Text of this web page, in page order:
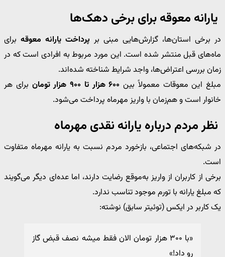
یارانه معوقه برای برخی دهک‌ها
در برخی استان‌ها، گزارش‌هایی مبنی بر پرداخت یارانه معوقه برای
ماه‌های قبل منتشر شده است. این مورد مربوط به افرادی است که در
زمان بررسی اعتراض‌ها، واجد شرایط شناخته شده‌اند.
مبلغ این معوقات معمولاً بین ۶۰۰ هزار تا ۹۰۰ هزار تومان
برای هر
خانوار است و هم‌زمان با واریز مهرماه پرداخت می‌شود.
نظر مردم درباره یارانه نقدی مهرماه
در شبکه‌های اجتماعی، بازخورد مردم نسبت به یارانه مهرماه متفاوت
است.
برخی از کاربران از واریز به‌موقع رضایت دارند، اما عده‌ای دیگر می‌گویند
که مبلغ یارانه با تورم موجود تناسب ندارد.
یک کاربر در ایکس (توئیتر سابق) نوشته:
«با ۳۰۰ هزار تومان الان فقط میشه نصف قبض گاز
رو داد!»